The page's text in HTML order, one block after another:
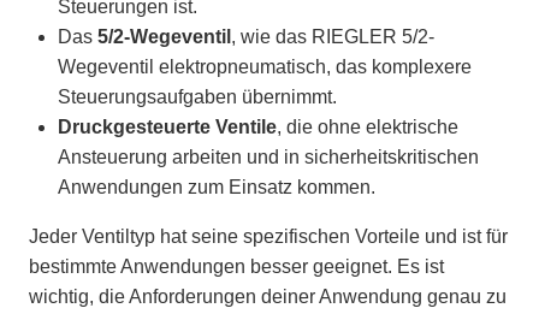
Steuerungen ist.
Das 5/2-Wegeventil , wie das RIEGLER 5/2-
Wegeventil elektropneumatisch, das komplexere
Steuerungsaufgaben übernimmt.
Druckgesteuerte Ventile, die ohne elektrische
Ansteuerung arbeiten und in sicherheitskritischen
Anwendungen zum Einsatz kommen.
Jeder Ventiltyp hat seine spezifischen Vorteile und ist für
bestimmte Anwendungen besser geeignet. Es ist
wichtig, die Anforderungen deiner Anwendung genau zu